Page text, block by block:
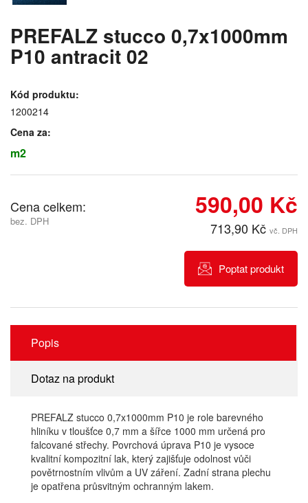
PREFALZ stucco 0,7x1000mm
P10 antracit 02
Kód produktu:
1200214
Cena za:
m2
Cena celkem:
bez. DPH
590,00 Kč
713,90 Kč vč. DPH
Poptat produkt
Popis
Dotaz na produkt
PREFALZ stucco 0,7x1000mm P10 je role barevného
hliníku v tloušťce 0,7 mm a šířce 1000 mm určená pro
falcované střechy. Povrchová úprava P10 je vysoce
kvalitní kompozitní lak, který zajišťuje odolnost vůči
povětrnostním vlivům a UV záření. Zadní strana plechu
je opatřena průsvitným ochranným lakem.